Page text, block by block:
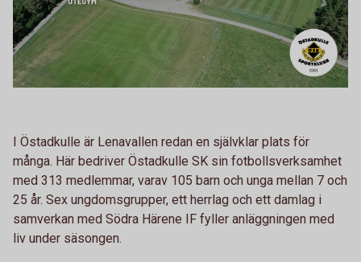
I Östadkulle är Lenavallen redan en självklar plats för
många. Här bedriver Östadkulle SK sin fotbollsverksamhet
med 313 medlemmar, varav 105 barn och unga mellan 7 och
25 år. Sex ungdomsgrupper, ett herrlag och ett damlag i
samverkan med Södra Härene IF fyller anläggningen med
liv under säsongen.